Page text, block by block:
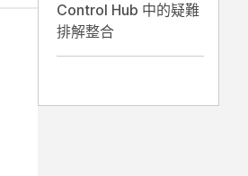
Control Hub 中的疑難
排解整合